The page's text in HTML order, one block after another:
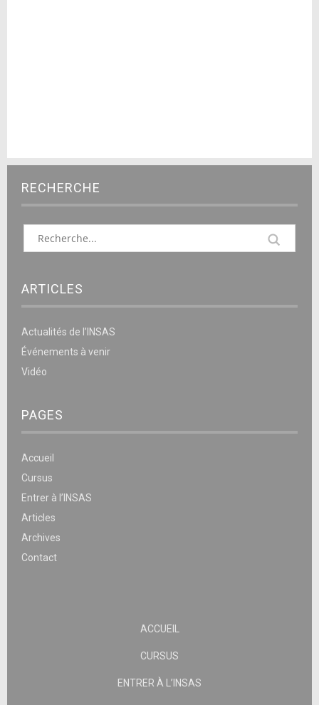
RECHERCHE
ARTICLES
Actualités de l’INSAS
Événements à venir
Vidéo
PAGES
Accueil
Cursus
Entrer à l’INSAS
Articles
Archives
Contact
ACCUEIL
CURSUS
ENTRER À L’INSAS